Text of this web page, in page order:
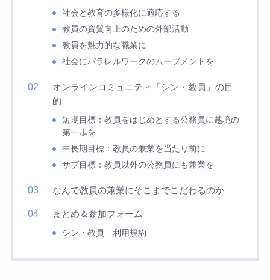
社会と教育の多様化に適応する
教員の資質向上のための外部活動
教員を魅力的な職業に
社会にパラレルワークのムーブメントを
オンラインコミュニティ「シン・教員」の目
的
短期目標：教員をはじめとする公務員に越境の
第一歩を
中長期目標：教員の兼業を当たり前に
サブ目標：教員以外の公務員にも兼業を
なんで教員の兼業にそこまでこだわるのか
まとめ＆参加フォーム
シン・教員 利用規約